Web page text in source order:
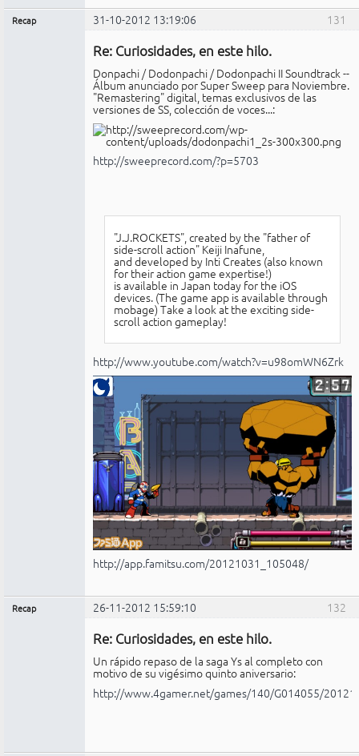
131
Recap 31-10-2012 13:19:06
Re: Curiosidades, en este hilo.
Donpachi / Dodonpachi / Dodonpachi II Soundtrack --
Álbum anunciado por Super Sweep para Noviembre.
"Remastering" digital, temas exclusivos de las
versiones de SS, colección de voces...:
http://sweeprecord.com/?p=5703
"J.J.ROCKETS", created by the "father of
side-scroll action" Keiji Inafune,
and developed by Inti Creates (also known
for their action game expertise!)
is available in Japan today for the iOS
devices. (The game app is available through
mobage) Take a look at the exciting side-
scroll action gameplay!
http://www.youtube.com/watch?v=u98omWN6Zrk
http://app.famitsu.com/20121031_105048/
132
Recap 26-11-2012 15:59:10
Re: Curiosidades, en este hilo.
Un rápido repaso de la saga Ys al completo con
motivo de su vigésimo quinto aniversario:
http://www.4gamer.net/games/140/G014055/